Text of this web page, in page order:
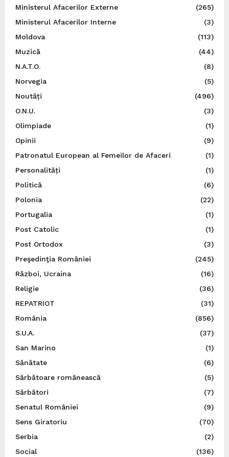
Ministerul Afacerilor Externe
(265)
Ministerul Afacerilor Interne
(3)
Moldova
(113)
Muzică
(44)
N.A.T.O.
(8)
Norvegia
(5)
Noutăți
(496)
O.N.U.
(3)
Olimpiade
(1)
Opinii
(9)
Patronatul European al Femeilor de Afaceri
(1)
Personalități
(1)
Politică
(6)
Polonia
(22)
Portugalia
(1)
Post Catolic
(1)
Post Ortodox
(3)
Preşedinţia României
(245)
Război, Ucraina
(16)
Religie
(36)
REPATRIOT
(31)
România
(856)
S.U.A.
(37)
San Marino
(1)
Sănătate
(6)
Sărbătoare românească
(5)
Sărbători
(7)
Senatul României
(9)
Sens Giratoriu
(70)
Serbia
(2)
Social
(136)